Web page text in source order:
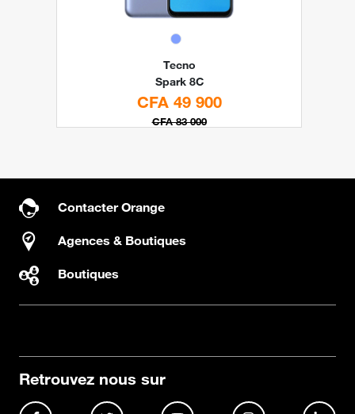
Tecno
Spark 8C
CFA 49 900
CFA 83 000
Contacter Orange
Agences & Boutiques
Boutiques
Retrouvez nous sur